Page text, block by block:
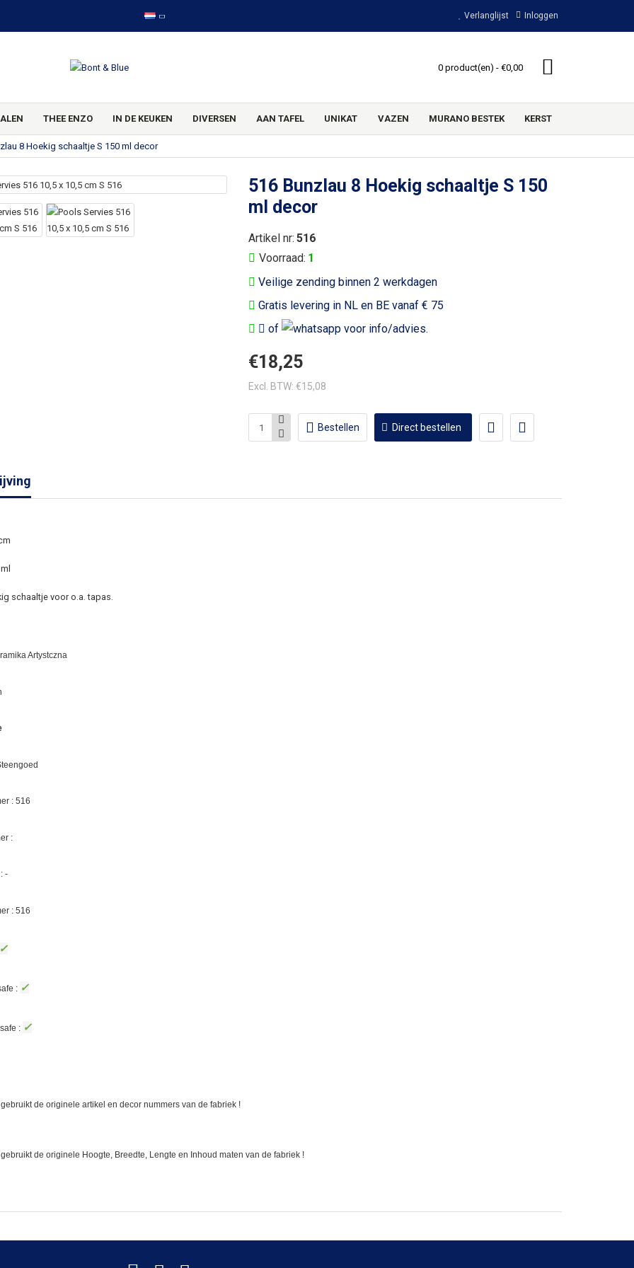
Verlanglijst Inloggen
0 product(en) - €0,00
THEE ENZO IN DE KEUKEN DIVERSEN AAN TAFEL UNIKAT VAZEN MURANO BESTEK KERST
8 Hoekig schaaltje S 150 ml decor
516 Bunzlau 8 Hoekig schaaltje S 150
ml decor
Veilige zending binnen 2 werkdagen
Gratis levering in NL en BE vanaf € 75
of
voor info/advies.
Voorraad: 1
Artikel nr: 516
€18,25
Excl. BTW: €15,08
Bestellen Direct bestellen
schaaltje voor o.a. tapas.
Artystczna
: 516
:
-
: 516
: ✓
: ✓
de originele artikel en decor nummers van de fabriek !
de originele Hoogte, Breedte, Lengte en Inhoud maten van de fabriek !